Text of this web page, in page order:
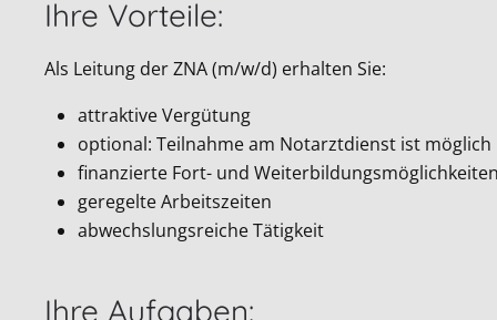
Ihre Vorteile:
Als Leitung der ZNA (m/w/d) erhalten Sie:
attraktive Vergütung
optional: Teilnahme am Notarztdienst ist möglich
finanzierte Fort- und Weiterbildungsmöglichkeiten
geregelte Arbeitszeiten
abwechslungsreiche Tätigkeit
Ihre Aufgaben: